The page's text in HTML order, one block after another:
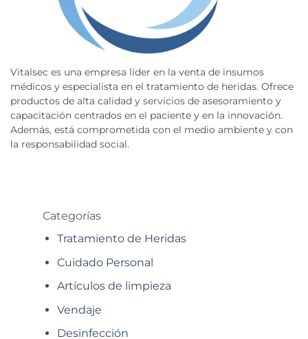
Vitalsec es una empresa líder en la venta de insumos
médicos y especialista en el tratamiento de heridas. Ofrece
productos de alta calidad y servicios de asesoramiento y
capacitación centrados en el paciente y en la innovación.
Además, está comprometida con el medio ambiente y con
la responsabilidad social.
Categorías
Tratamiento de Heridas
Cuidado Personal
Artículos de limpieza
Vendaje
Desinfección